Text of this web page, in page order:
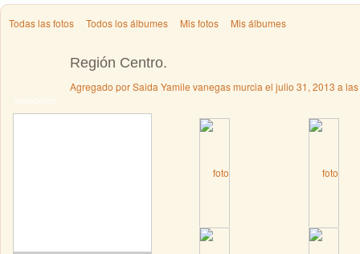
Todas las fotos Todos los álbumes Mis fotos Mis álbumes
ANIMADORES
Región Centro.
Agregado porSaida Yamile vanegas murcia el julio 31, 2013 a